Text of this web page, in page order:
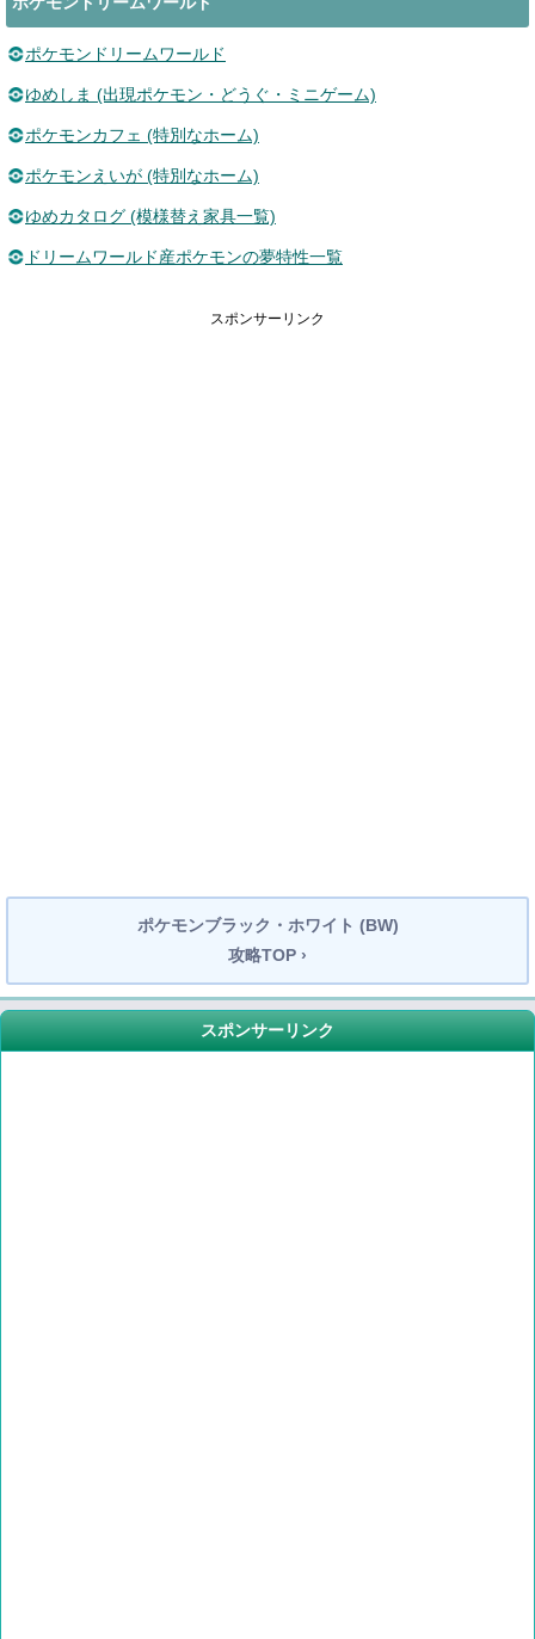
ポケモンドリームワールド
ゆめしま (出現ポケモン・どうぐ・ミニゲーム)
ポケモンカフェ (特別なホーム)
ポケモンえいが (特別なホーム)
ゆめカタログ (模様替え家具一覧)
ドリームワールド産ポケモンの夢特性一覧
スポンサーリンク
ポケモンブラック・ホワイト (BW)
攻略TOP ›
スポンサーリンク